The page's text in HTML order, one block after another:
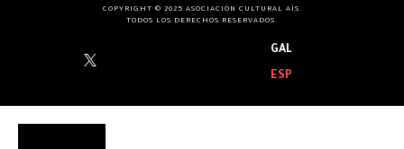
GAL
ESP
COPYRIGHT © 2025 ASOCIACIÓN CULTURAL AÏS.
TODOS LOS DERECHOS RESERVADOS.